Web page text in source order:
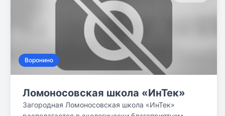
Воронино
Ломоносовская школа «ИнТек»
Загородная Ломоносовская школа «ИнТек»